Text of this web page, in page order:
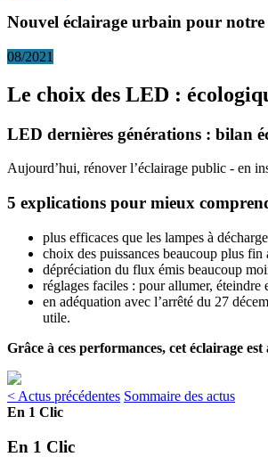
Nouvel éclairage urbain pour
08/2021
Le choix des LED :
LED dernières générations : bilan
Aujourd’hui, rénover l’éclairage public - en
5 explications pour mieux
plus efficaces que les lampes à décharge
choix des puissances beaucoup plus fin
dépréciation du flux émis beaucoup
réglages faciles : pour allumer,
en adéquation avec l’arrêté du 27
utile.
Grâce à ces performances, cet éclairage
< Actus précédentes Sommaire des actus
En 1 Clic
En 1 Clic